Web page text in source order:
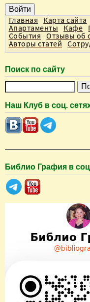
л
а
д
к
и
Главная Карта сайта
Апартаменты
Кафе
События
Отзывы об
Авторы статей
Поиск по сайту
и
с
к
Наш Клуб в соц.
Библио Графия в